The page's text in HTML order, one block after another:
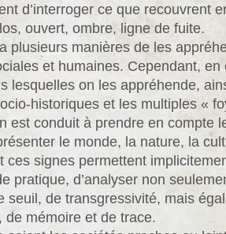
d’interroger ce que recouvrent
ouvert, ombre, ligne de fuite.
plusieurs manières de les
et humaines. Cependant,
lesquelles on les appréhende,
historiques et les multiples «
est conduit à prendre en compte
le monde, la nature, la
ces signes permettent
pratique, d’analyser non
seuil, de transgressivité, mais
de mémoire et de trace.